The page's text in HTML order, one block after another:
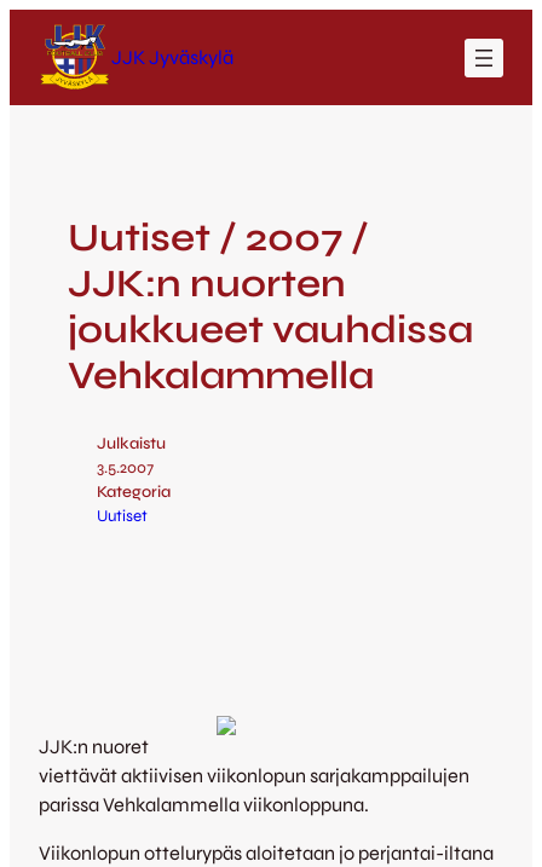
JJK Jyväskylä
Uutiset / 2007 /
JJK:n nuorten
joukkueet vauhdissa
Vehkalammella
Julkaistu
3.5.2007
Kategoria
Uutiset
JJK:n nuoret
viettävät aktiivisen viikonlopun sarjakamppailujen
parissa Vehkalammella viikonloppuna.
Viikonlopun ottelurypäs aloitetaan jo perjantai-iltana